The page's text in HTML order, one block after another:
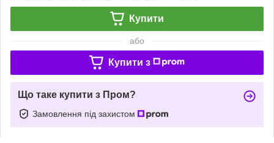
Купити
або
Купити з
Що таке купити з Пром?
Замовлення під захистом